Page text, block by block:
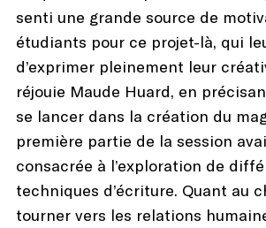
senti une grande source de
étudiants pour ce projet-là, qui
d’exprimer pleinement leur
réjouie Maude Huard, en
se lancer dans la création du
première partie de la session
consacrée à l’exploration de
techniques d’écriture. Quant au
tourner vers les relations